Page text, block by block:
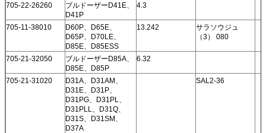
705-22-26260
ブルドーザーD41E、
D41P
4.3
705-11-38010
D60P、D65E、
D65P、D70LE、
D85E、D85ESS
13.242
サラソウジュ
（3） 080
705-21-32050
ブルドーザーD85A、
D85E、D85P
6.32
705-21-31020
D31A、D31AM、
D31E、D31P、
D31PG、D31PL、
D31PLL、D31Q、
D31S、D31SM、
D37A
SAL2-36